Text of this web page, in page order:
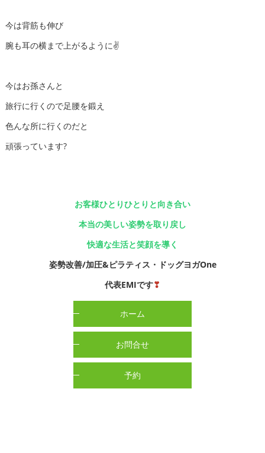
今は背筋も伸び
腕も耳の横まで上がるように✌️
今はお孫さんと
旅行に行くので足腰を鍛え
色んな所に行くのだと
頑張っています?
お客様ひとりひとりと向き合い
本当の美しい姿勢を取り戻し
快適な生活と笑顔を導く
姿勢改善/加圧&ピラティス・ドッグヨガOne
代表EMIです❣
ホーム
お問合せ
予約